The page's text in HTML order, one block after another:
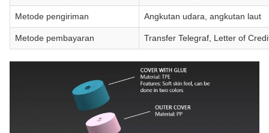
Metode pengiriman Angkutan udara, angkutan laut
Metode pembayaran Transfer Telegraf, Letter of